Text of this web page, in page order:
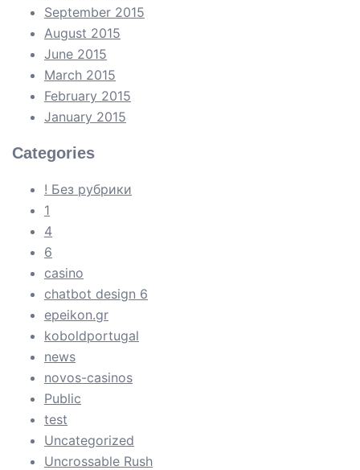
September 2015
August 2015
June 2015
March 2015
February 2015
January 2015
Categories
! Без рубрики
1
4
6
casino
chatbot design 6
epeikon.gr
koboldportugal
news
novos-casinos
Public
test
Uncategorized
Uncrossable Rush